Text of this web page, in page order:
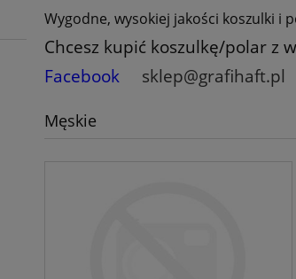
Wygodne, wysokiej jakości koszulki i
Chcesz kupić koszulkę/polar z
Facebook
sklep@grafihaft.pl
Męskie